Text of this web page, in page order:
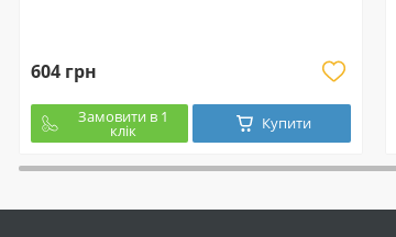
604 грн
Замовити в 1
клік Купити